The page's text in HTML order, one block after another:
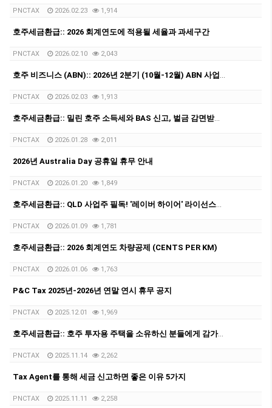
PNCTAX 2026.02.23 1,914
호주세금환급:: 2026 회계연도에 적용될 세율과 과세구간
PNCTAX 2026.02.10 2,043
호주 비즈니스 (ABN):: 2026년 2분기 (10월-12월) ABN 사업자 GST/BAS 신청 마감일 안내 (2월28일)
PNCTAX 2026.02.03 1,913
호주세금환급:: 밀린 호주 소득세와 BAS 신고, 벌금 감면받고 비자 문제 해결하는 법 총정리
PNCTAX 2026.01.28 2,011
2026년 Australia Day 공휴일 휴무 안내
PNCTAX 2026.01.20 1,849
호주세금환급:: QLD 사업주 필독! '레이버 하이어' 라이선스에 대해서
PNCTAX 2026.01.09 1,781
호주세금환급:: 2026 회계연도 차량공제 (CENTS PER KM)
PNCTAX 2026.01.06 1,763
P&C Tax 2025년-2026년 연말 연시 휴무 공지
PNCTAX 2025.12.01 1,969
호주세금환급:: 호주 투자용 주택을 소유하신 분들에게 감가상각 리포트가 중요한 이유
PNCTAX 2025.11.14 2,262
Tax Agent를 통해 세금 신고하면 좋은 이유 5가지
PNCTAX 2025.11.11 2,258